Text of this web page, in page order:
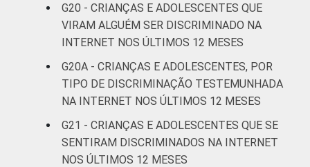
G20 - CRIANÇAS E ADOLESCENTES QUE
VIRAM ALGUÉM SER DISCRIMINADO NA
INTERNET NOS ÚLTIMOS 12 MESES
G20A - CRIANÇAS E ADOLESCENTES, POR
TIPO DE DISCRIMINAÇÃO TESTEMUNHADA
NA INTERNET NOS ÚLTIMOS 12 MESES
G21 - CRIANÇAS E ADOLESCENTES QUE SE
SENTIRAM DISCRIMINADOS NA INTERNET
NOS ÚLTIMOS 12 MESES